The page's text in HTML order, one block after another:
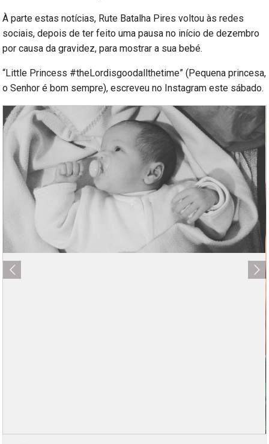
À parte estas notícias, Rute Batalha Pires voltou às redes
sociais, depois de ter feito uma pausa no início de dezembro
por causa da gravidez, para mostrar a sua bebé.
“Little Princess #theLordisgoodallthetime” (Pequena princesa,
o Senhor é bom sempre), escreveu no Instagram este sábado.